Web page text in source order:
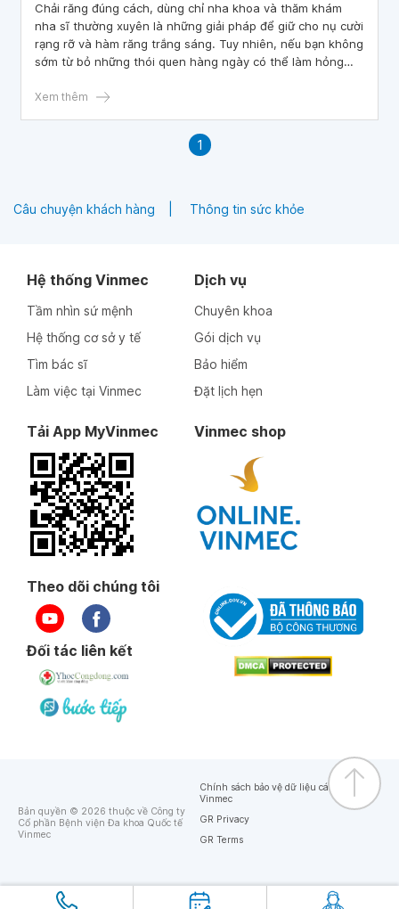
Chải răng đúng cách, dùng chỉ nha khoa và thăm khám
nha sĩ thường xuyên là những giải pháp để giữ cho nụ cười
rạng rỡ và hàm răng trắng sáng. Tuy nhiên, nếu bạn không
sớm từ bỏ những thói quen hàng ngày có thể làm hỏng
đây là những thói quen hàng ngày làm hỏng răng mà bạn
Xem thêm
1
Câu chuyện khách hàng Thông tin sức khỏe
Hệ thống Vinmec
Tầm nhìn sứ mệnh
Hệ thống cơ sở y tế
Tìm bác sĩ
Làm việc tại Vinmec
Dịch vụ
Chuyên khoa
Gói dịch vụ
Bảo hiểm
Đặt lịch hẹn
Tải App MyVinmec Vinmec shop
Theo dõi chúng tôi
Đối tác liên kết
Bản quyền © 2026 thuộc về Công ty
Cổ phần Bệnh viện Đa khoa Quốc tế
Vinmec
Chính sách bảo vệ dữ liệu cá nhân của
Vinmec
GR Privacy
GR Terms